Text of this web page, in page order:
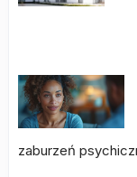
zaburzeń